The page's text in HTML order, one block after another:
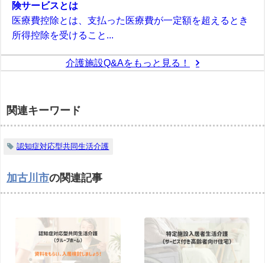
険サービスとは
医療費控除とは、支払った医療費が一定額を超えるとき
所得控除を受けること...
介護施設Q&Aをもっと見る！
関連キーワード
認知症対応型共同生活介護
加古川市の関連記事